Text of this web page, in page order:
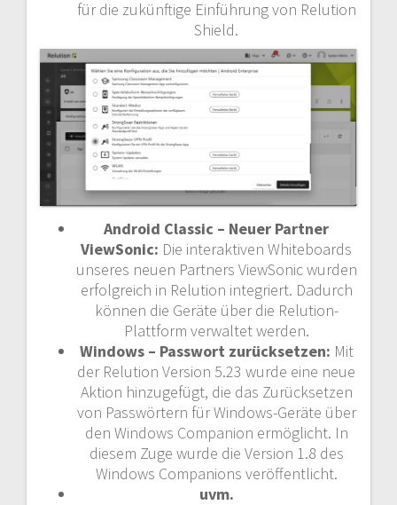
für die zukünftige Einführung von Relution
Shield.
Android Classic – Neuer Partner
ViewSonic: Die interaktiven Whiteboards
unseres neuen Partners ViewSonic wurden
erfolgreich in Relution integriert. Dadurch
können die Geräte über die Relution-
Plattform verwaltet werden.
Windows – Passwort zurücksetzen: Mit
der Relution Version 5.23 wurde eine neue
Aktion hinzugefügt, die das Zurücksetzen
von Passwörtern für Windows-Geräte über
den Windows Companion ermöglicht. In
diesem Zuge wurde die Version 1.8 des
Windows Companions veröffentlicht.
uvm.